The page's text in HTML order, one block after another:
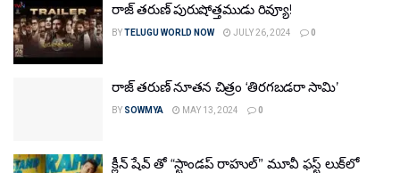
రాజ్ తరుణ్ పురుషోత్తముడు రివ్యూ!
BYTELUGU WORLD NOW JULY 26, 2024 0
రాజ్ తరుణ్ నూతన చిత్రం ‘తిరగబడరా సామి’
BY SOWMYA MAY 13, 2024 0
క్లీన్ షేవ్ తో “స్టాండ‌ప్ రాహుల్” మూవీ ఫ‌స్ట్ ‌లుక్‌లో